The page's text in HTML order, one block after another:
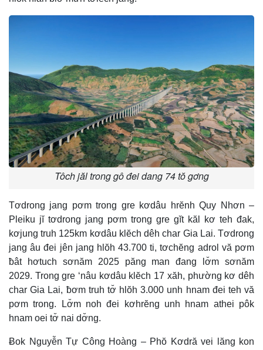
Tôch jăl trong gô đei dang 74 tŏ gơng
Tơdrong jang pơm trong gre kơdâu hrĕnh Quy Nhơn –
Pleiku jĭ tơdrong jang pơm trong gre gĭt kăl kơ teh đak,
kơjung truh 125km kơdâu klĕch dêh char Gia Lai. Tơdrong
jang âu đei jên jang hlŏh 43.700 ti, tơchĕng adrol vă pơm
ƀât hơtuch sơnăm 2025 păng man đang lơ̆m sơnăm
2029. Trong gre ‘nâu kơdâu klĕch 17 xăh, phường kơ dêh
char Gia Lai, ƀơm truh tơ̆ hlŏh 3.000 unh hnam đei teh vă
pơm trong. Lơ̆m noh đei kơhrĕng unh hnam athei pôk
hnam oei tơ̆ nai dơ̆ng.
Ƀok Nguyễn Tự Công Hoàng – Phŏ Kơdră vei lăng kon